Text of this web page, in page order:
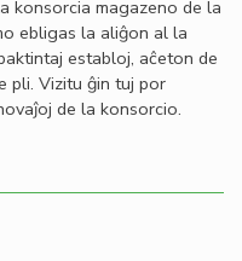
konsorcia magazeno de la
ebligas la aliĝon al la
establoj, aĉeton de
pli. Vizitu ĝin tuj por
de la konsorcio.